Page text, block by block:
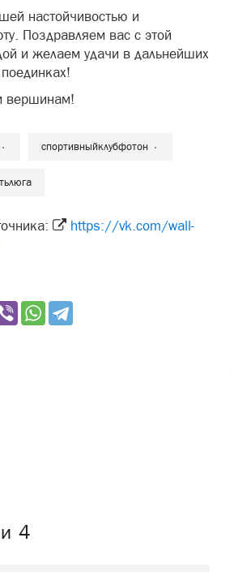
настойчивостью и
Поздравляем вас с этой
и желаем удачи в дальнейших
вершинам!
спортивныйклубфотон
https://vk.com/wall-
4